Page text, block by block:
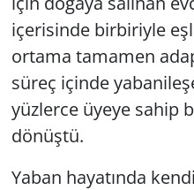
içerisinde birbiriyle
ortama tamamen
süreç içinde
yüzlerce üyeye sahip
dönüştü.
Yaban hayatında